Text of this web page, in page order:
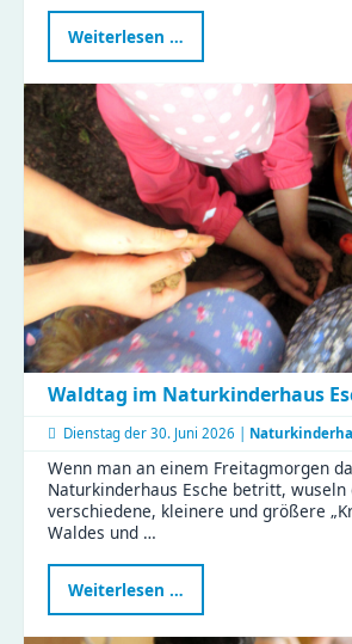
Weiterlesen …
Stunden
im
Zeisigwaldfüchse
Waldtag im Naturkinderhaus
Dienstag der 30. Juni 2026 |
Wenn man an einem Freitagmorgen
Naturkinderhaus Esche betritt, wuseln
verschiedene, kleinere und größere
Waldes und …
Weiterlesen …
im
Naturkinderhaus